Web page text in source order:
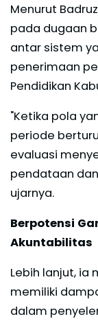
Menurut
pada dugaan
antar sistem
penerimaan
Pendidikan
"Ketika pola
periode
evaluasi
pendataan
ujarnya.
Berpotensi
Akuntabilitas
Lebih lanjut, ia
memiliki
dalam